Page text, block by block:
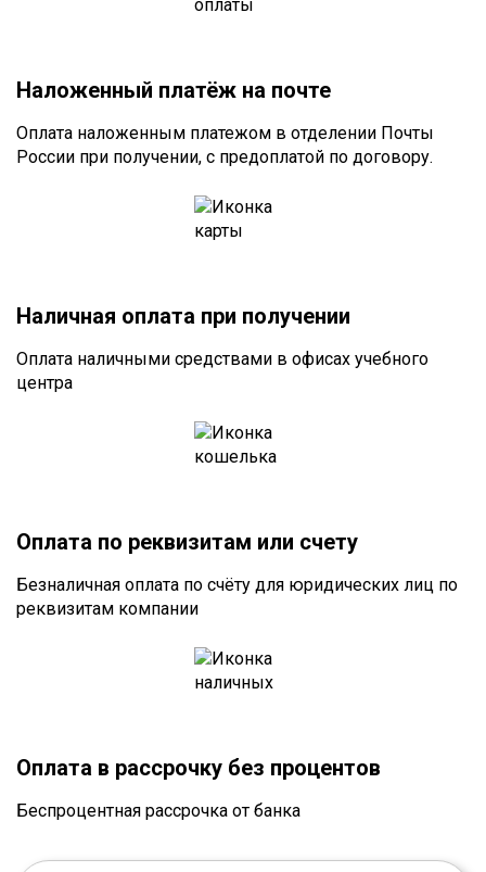
Наложенный платёж на почте
Оплата наложенным платежом в отделении Почты
России при получении, с предоплатой по договору.
Наличная оплата при получении
Оплата наличными средствами в офисах учебного
центра
Оплата по реквизитам или счету
Безналичная оплата по счёту для юридических лиц по
реквизитам компании
Оплата в рассрочку без процентов
Беспроцентная рассрочка от банка